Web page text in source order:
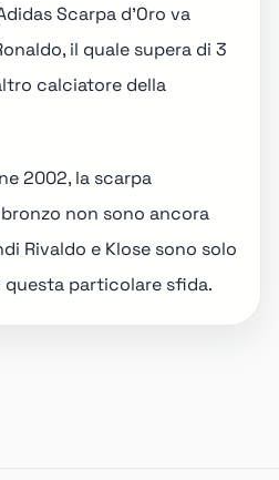
Scarpa d'Oro va
il quale supera di 3
calciatore della
2002, la scarpa
non sono ancora
Rivaldo e Klose sono solo
particolare sfida.